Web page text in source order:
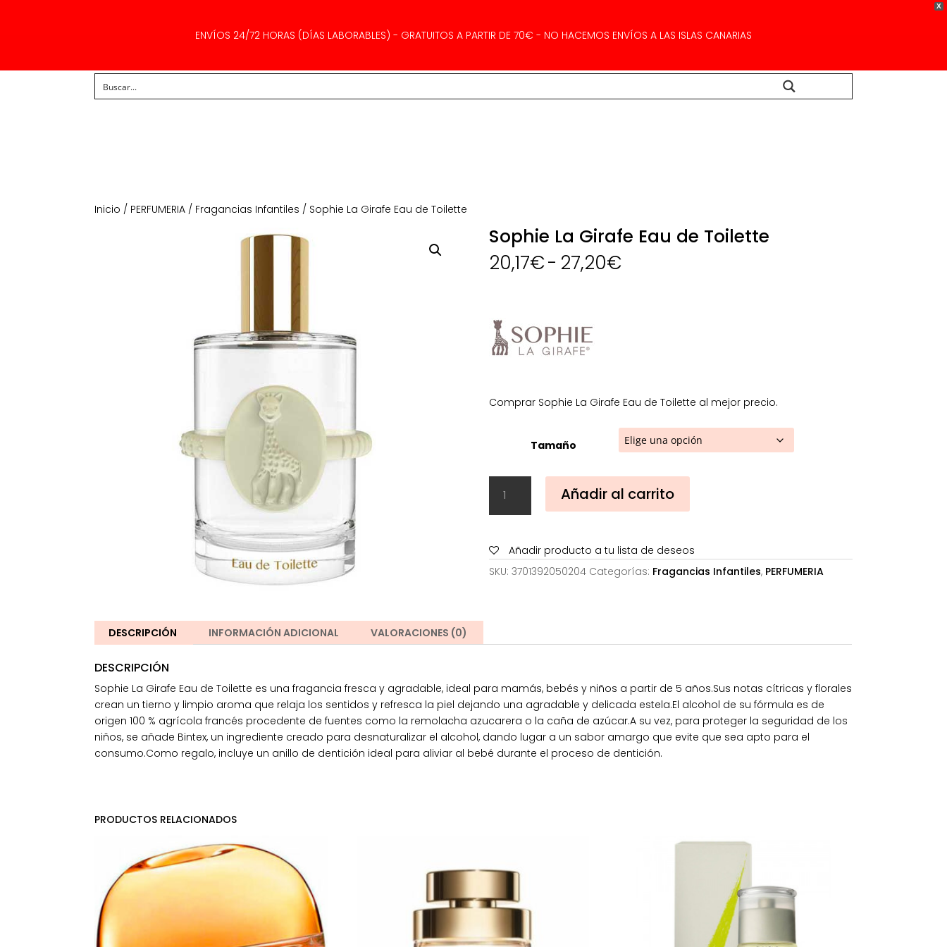
X
ENVÍOS 24/72 HORAS (DÍAS LABORABLES) - GRATUITOS A PARTIR DE 70€ - NO HACEMOS ENVÍOS A LAS ISLAS CANARIAS
Inicio / PERFUMERIA / Fragancias Infantiles / Sophie La Girafe Eau de Toilette
Sophie La Girafe Eau de Toilette
20,17€- 27,20€Rango
Comprar Sophie La Girafe Eau de Toilette al mejor precio.
Tamaño
Girafe
de
Toilette
Añadir al carrito
Añadir producto a tu lista de deseos
SKU: 3701392050204 Categorías: Fragancias Infantiles, PERFUMERIA
DESCRIPCIÓN INFORMACIÓN ADICIONAL VALORACIONES (0)
DESCRIPCIÓN
Sophie La Girafe Eau de Toilette es una fragancia fresca y agradable, ideal para mamás, bebés y niños a partir de 5 años.Sus notas cítricas y florales
crean un tierno y limpio aroma que relaja los sentidos y refresca la piel dejando una agradable y delicada estela.El alcohol de su fórmula es de
origen 100 % agrícola francés procedente de fuentes como la remolacha azucarera o la caña de azúcar.A su vez, para proteger la seguridad de los
niños, se añade Bintex, un ingrediente creado para desnaturalizar el alcohol, dando lugar a un sabor amargo que evite que sea apto para el
consumo.Como regalo, incluye un anillo de dentición ideal para aliviar al bebé durante el proceso de dentición.
PRODUCTOS RELACIONADOS